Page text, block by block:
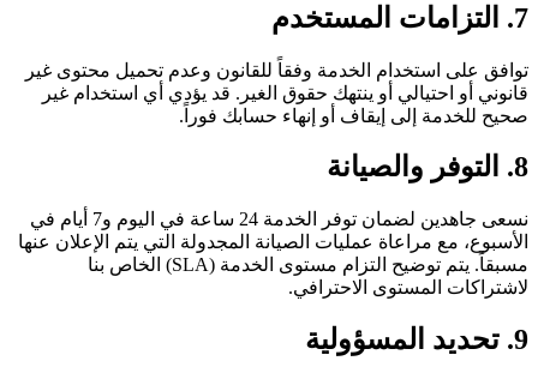
7. التزامات المستخدم
توافق على استخدام الخدمة وفقاً للقانون وعدم تحميل محتوى غير
قانوني أو احتيالي أو ينتهك حقوق الغير. قد يؤدي أي استخدام غير
صحيح للخدمة إلى إيقاف أو إنهاء حسابك فوراً.
8. التوفر والصيانة
نسعى جاهدين لضمان توفر الخدمة 24 ساعة في اليوم و7 أيام في
الأسبوع، مع مراعاة عمليات الصيانة المجدولة التي يتم الإعلان عنها
مسبقاً. يتم توضيح التزام مستوى الخدمة (SLA) الخاص بنا
لاشتراكات المستوى الاحترافي.
9. تحديد المسؤولية